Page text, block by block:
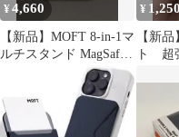
¥4,660
【新品】MOFT 8-in-1マ
ルチスタンド MagSafe
カカオブラウン
¥ 1,250
【新
ト 超